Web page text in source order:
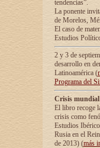
tendencias”.
La ponente
de Morelos,
El caso de
Estudios
2 y 3 de
desarrollo en
Latinoamérica (
Programa del
Crisis
El libro recoge
crisis como
Estudios
Rusia en el
de 2013) (más